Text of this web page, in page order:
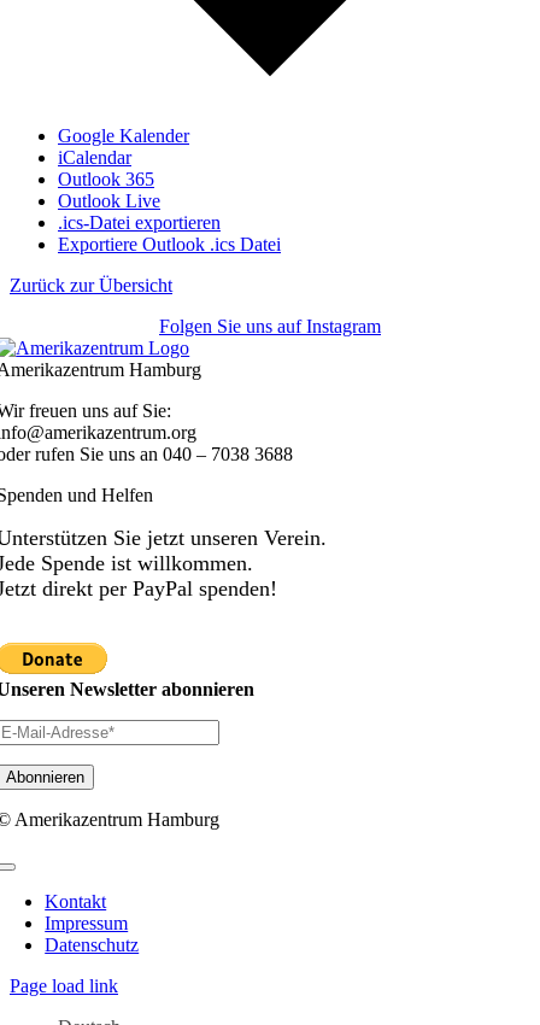
Google Kalender
iCalendar
Outlook 365
Outlook Live
.ics-Datei exportieren
Exportiere Outlook .ics Datei
Zurück zur Übersicht
Folgen Sie uns auf Instagram
Hamburg
freuen uns auf Sie:
rufen Sie uns an040 – 7038 3688
und Helfen
Sie jetzt unseren Verein.
Spende ist willkommen.
direkt per PayPal spenden!
Newsletter abonnieren
Amerikazentrum Hamburg
Toggle
NavigationKontakt
Impressum
Datenschutz
Page load link